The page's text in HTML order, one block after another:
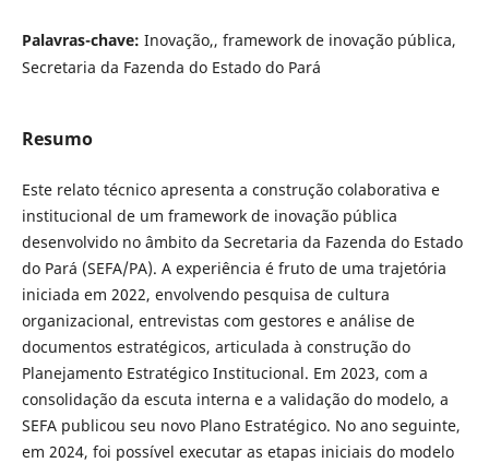
Palavras-chave: Inovação,, framework de inovação pública,
Secretaria da Fazenda do Estado do Pará
Resumo
Este relato técnico apresenta a construção colaborativa e
institucional de um framework de inovação pública
desenvolvido no âmbito da Secretaria da Fazenda do Estado
do Pará (SEFA/PA). A experiência é fruto de uma trajetória
iniciada em 2022, envolvendo pesquisa de cultura
organizacional, entrevistas com gestores e análise de
documentos estratégicos, articulada à construção do
Planejamento Estratégico Institucional. Em 2023, com a
consolidação da escuta interna e a validação do modelo, a
SEFA publicou seu novo Plano Estratégico. No ano seguinte,
em 2024, foi possível executar as etapas iniciais do modelo